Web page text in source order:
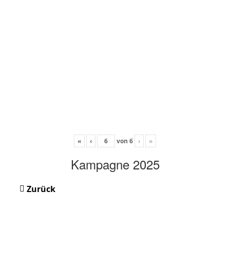
« ‹ von 6 › »
Kampagne 2025
Zurück